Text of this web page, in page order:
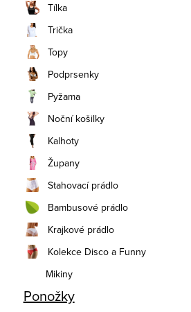
Tílka
Trička
Topy
Podprsenky
Pyžama
Noční košilky
Kalhoty
Župany
Stahovací prádlo
Bambusové prádlo
Krajkové prádlo
Kolekce Disco a Funny
Mikiny
Ponožky